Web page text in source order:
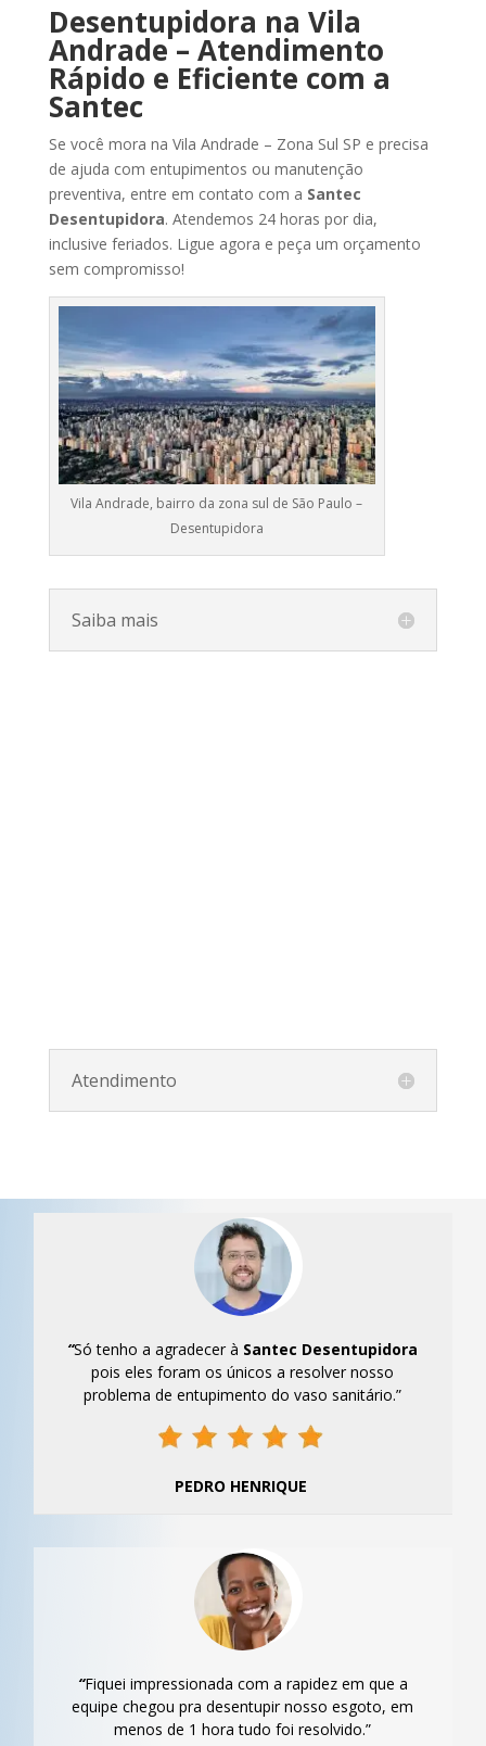
Desentupidora na Vila
Andrade– Atendimento
Rápido e Eficiente com a
Santec
Se você mora na Vila Andrade – Zona Sul SP e precisa
de ajuda com entupimentos ou manutenção
preventiva, entre em contato com a Santec
Desentupidora. Atendemos 24 horas por dia,
inclusive feriados. Ligue agora e peça um orçamento
sem compromisso!
Vila Andrade, bairro da zona sul de São Paulo –
Desentupidora
Saiba mais
Atendimento
“Só tenho a agradecer à Santec Desentupidora
pois eles foram os únicos a resolver nosso
problema de entupimento do vaso sanitário.”
PEDRO HENRIQUE
“Fiquei impressionada com a rapidez em que a
equipe chegou pra desentupir nosso esgoto, em
menos de 1 hora tudo foi resolvido.”